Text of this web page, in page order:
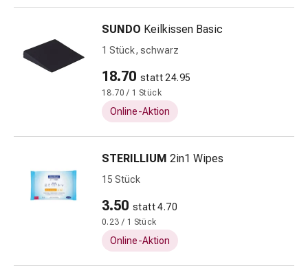
Hautprobleme
Ekzem
Juckreiz
Hühneraugen
Warzen
Nagel-
&
Fusspilz
Trockene
Haut
Übermässiges
Schwitzen
Unreine
Haut
SUNDO Keilkissen Basic
1 Stück, schwarz
18.70 statt 24.95
18.70 / 1 Stück
Online-Aktion
STERILLIUM 2in1 Wipes
15 Stück
3.50 statt 4.70
0.23 / 1 Stück
Online-Aktion